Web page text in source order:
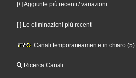
[+] Aggiunte più recenti / variazioni
[-] Le eliminazioni più recenti
Canali temporaneamente in chiaro (5)
Ricerca Canali